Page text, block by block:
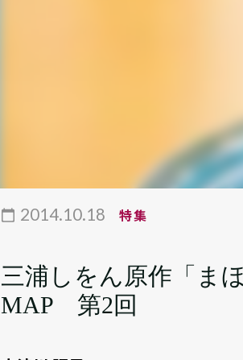
2014.10.18 特集
三浦しをん原作「ま
MAP 第2回